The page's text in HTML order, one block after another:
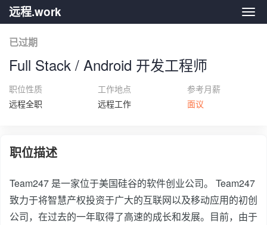
远
远程.work
已过期
Full Stack / Android 开发工程师
职位性质
远程全职
工作地点
远程工作
参考月薪
面议
职位描述
Team247 是一家位于美国硅谷的软件创业公司。 Team247
致力于将智慧产权投资于广大的互联网以及移动应用的初创
公司，在过去的一年取得了高速的成长和发展。目前，由于